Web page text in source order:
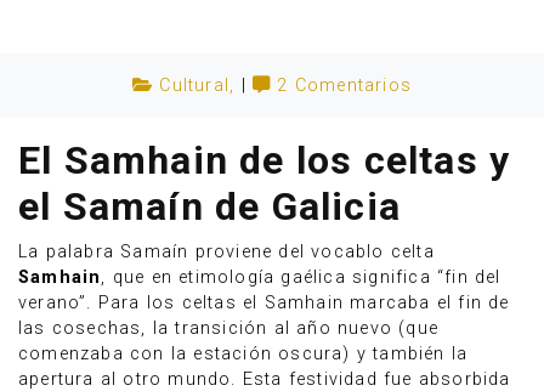
Cultural , 2 Comentarios
El Samhain de los celtas y
el Samaín de Galicia
La palabra Samaín proviene del vocablo celta
Samhain, que en etimología gaélica significa “fin del
verano”. Para los celtas el Samhain marcaba el fin de
las cosechas, la transición al año nuevo (que
comenzaba con la estación oscura) y también la
apertura al otro mundo. Esta festividad fue absorbida